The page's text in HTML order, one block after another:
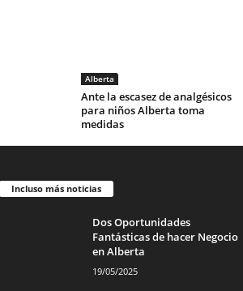
Alberta
Ante la escasez de analgésicos
para niños Alberta toma
medidas
Incluso más noticias
Dos Oportunidades
Fantásticas de hacer Negocio
en Alberta
19/05/2025